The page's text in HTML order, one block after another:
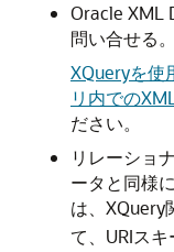
Oracle XML
問い合せる。
XQueryを使
リ内での
ださい。
リレーショ
ータと同様
は、XQuery
て、URIスキ